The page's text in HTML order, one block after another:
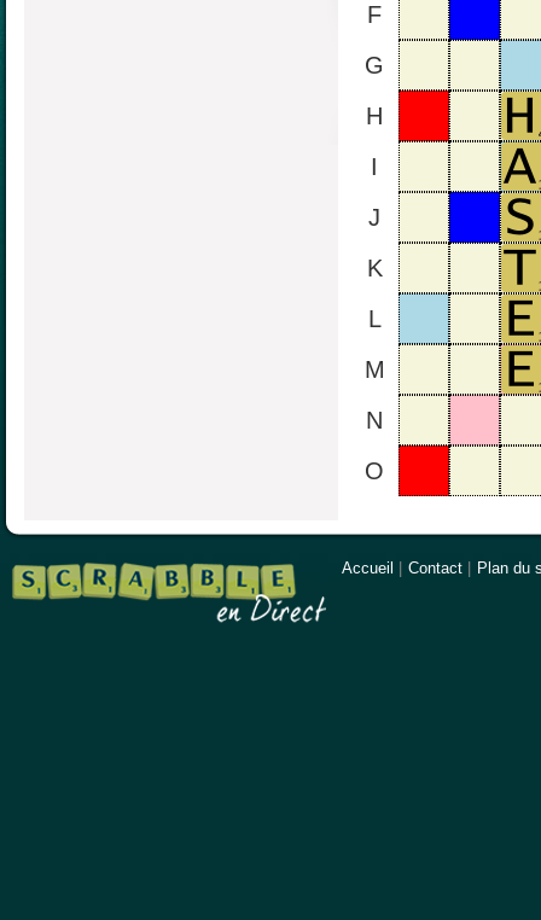
F
G
H
I
J
K
L
M
N
O
Accueil Contact Plan du